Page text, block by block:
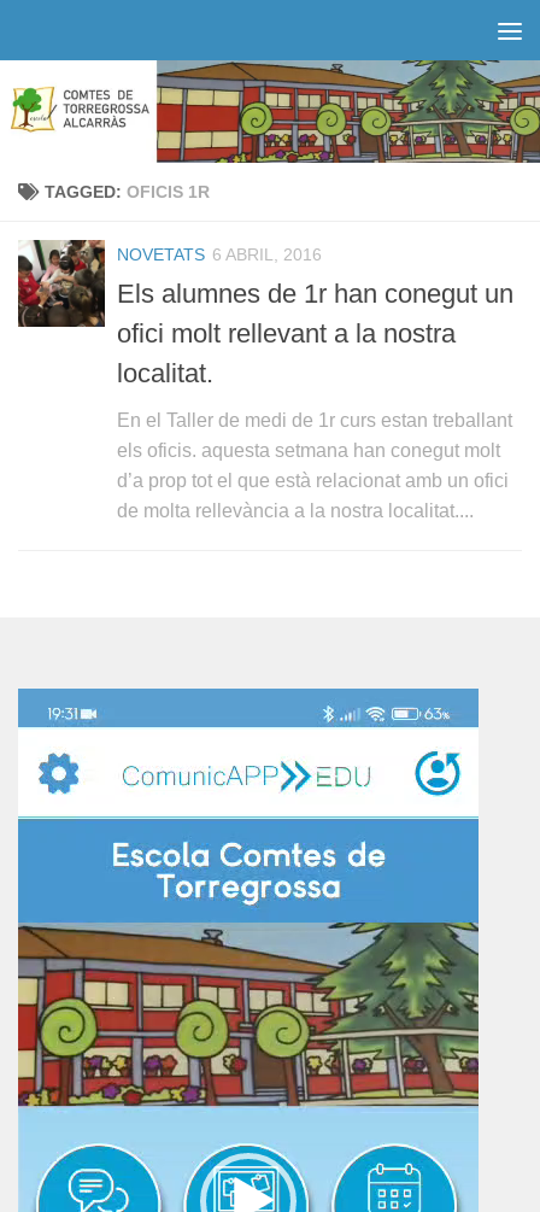
TAGGED: OFICIS 1R
NOVETATS 6 ABRIL, 2016
Els alumnes de 1r han conegut un
ofici molt rellevant a la nostra
localitat.
En el Taller de medi de 1r curs estan treballant
els oficis. aquesta setmana han conegut molt
d’a prop tot el que està relacionat amb un ofici
de molta rellevància a la nostra localitat....
de
vídeo